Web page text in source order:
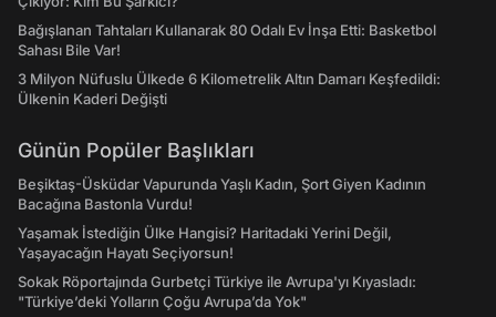
Bağışlanan Tahtaları Kullanarak 80 Odalı Ev İnşa Etti: Basketbol
Sahası Bile Var!
3 Milyon Nüfuslu Ülkede 6 Kilometrelik Altın Damarı Keşfedildi:
Ülkenin Kaderi Değişti
Günün Popüler Başlıkları
Beşiktaş-Üsküdar Vapurunda Yaşlı Kadın, Şort Giyen Kadının
Bacağına Bastonla Vurdu!
Yaşamak İstediğin Ülke Hangisi? Haritadaki Yerini Değil,
Yaşayacağın Hayatı Seçiyorsun!
Sokak Röportajında Gurbetçi Türkiye ile Avrupa'yı Kıyasladı:
"Türkiye’deki Yolların Çoğu Avrupa’da Yok"